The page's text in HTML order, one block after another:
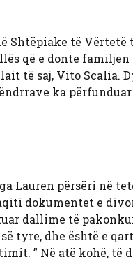
Shtëpiake të Vërtetë
që e donte familjen
të saj, Vito Scalia.
ka
Lauren përsëri në
dokumentet e
dallime të
tyre, dhe është e
” Në atë kohë, të